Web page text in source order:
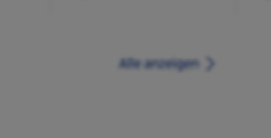
Alle anzeigen